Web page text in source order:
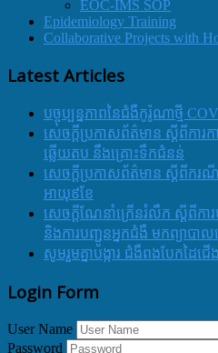
EOC-IMS SOP
Epidemiology Training
Collaborative Projects with
Latest Articles
បច្ចុប្បន្នភាពនៃជំងឺកូរ៉ូណាថ្មី
សេចក្តីប្រកាសព័ត៌មាន ស្តីពីការក
ឆ្លើយតប នឹងគ្រោះទឹកជំនន់
សេចក្តីប្រកាសព័ត៌មាន ស្តីពីករ
អាយុ៩ខែ
សេចក្ដីណែនាំក្រើនរំលឹក ស្ដីពីការ
និងការបញ្ជូនអ្នកជំងឺ មកព្យាបាល
សូមរួមគ្នាបង្ការ ជំងឺពងបែកដៃជើង
Login Form
User Name
Password